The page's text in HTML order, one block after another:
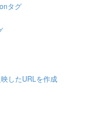
タグ
したURLを作成